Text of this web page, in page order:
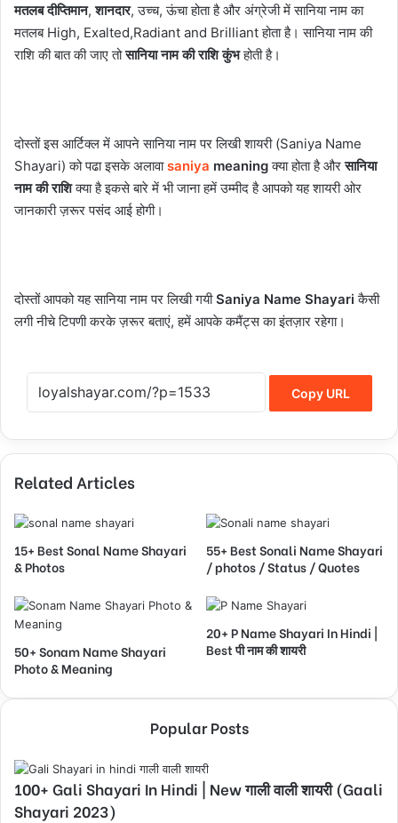
मतलब दीप्तिमान,शानदार, उच्च, ऊंचा होता है और अंग्रेजी में सानिया नाम का
मतलब High, Exalted,Radiant and Brilliant होता है। सानिया नाम की
राशि की बात की जाए तोसानिया नाम की राशि कुंभहोती है।
दोस्तों इस आर्टिक्ल में आपने सानिया नाम पर लिखी शायरी (Saniya Name
Shayari) को पढा इसके अलावाsaniya meaningक्या होता है औरसानिया
नाम की राशिक्या है इकसे बारे में भी जाना हमें उम्मीद है आपको यह शायरी ओर
जानकारी ज़रूर पसंद आई होगी।
दोस्तों आपको यह सानिया नाम पर लिखी गयीSaniya Name Shayari कैसी
लगी नीचे टिपणी करके ज़रूर बताएं, हमें आपके कमैंट्स का इंतज़ार रहेगा।
Copy URL
Related Articles
15+ Best Sonal Name Shayari
& Photos
55+ Best Sonali Name Shayari
/ photos / Status / Quotes
50+ Sonam Name Shayari
Photo & Meaning
20+ P Name Shayari In Hindi |
Best पी नाम की शायरी
Popular Posts
100+ Gali Shayari In Hindi | New गाली वाली शायरी (Gaali
Shayari 2023)